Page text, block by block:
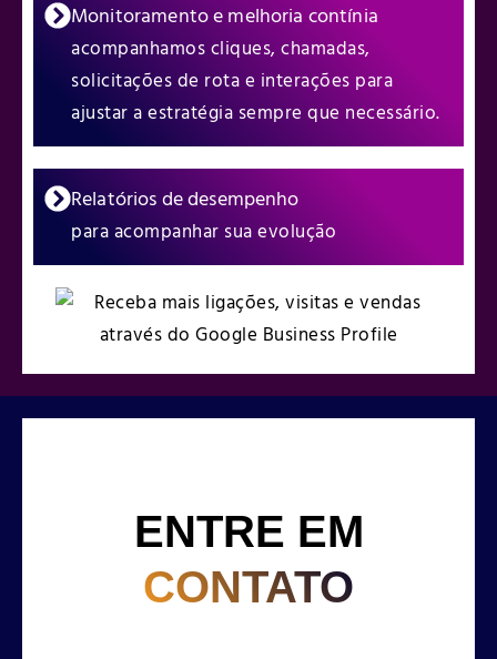
Monitoramento e melhoria contínia
acompanhamos cliques, chamadas,
solicitações de rota e interações para
ajustar a estratégia sempre que necessário.
Relatórios de desempenho
para acompanhar sua evolução
ENTRE EM
CONTATO